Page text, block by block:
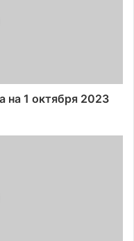
на 1 октября 2023